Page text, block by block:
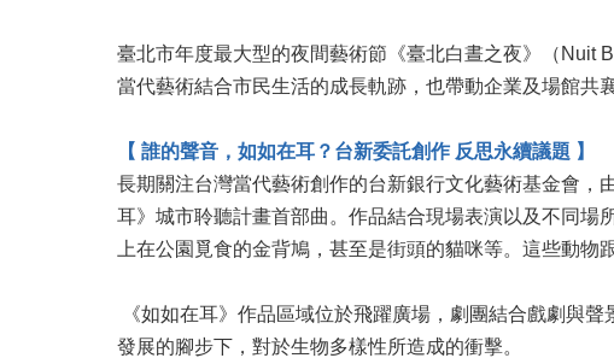
臺北市年度最大型的夜間藝術節《臺北白晝之夜》（Nuit
當代藝術結合市民生活的成長軌跡，也帶動企業及場館共
【 誰的聲音，如如在耳？台新委託創作 反思永續議題 】
長期關注台灣當代藝術創作的台新銀行文化藝術基金會
耳》城市聆聽計畫首部曲。作品結合現場表演以及不同
上在公園覓食的金背鳩，甚至是街頭的貓咪等。這些動
《如如在耳》作品區域位於飛躍廣場，劇團結合戲劇與
發展的腳步下，對於生物多樣性所造成的衝擊。